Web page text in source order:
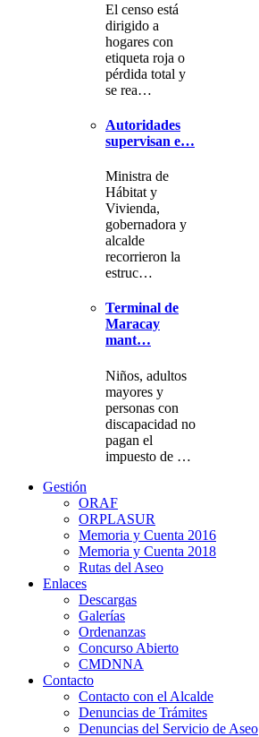
El censo está
dirigido a
hogares con
etiqueta roja o
pérdida total y
se rea…
Autoridades
supervisan e…
Ministra de
Hábitat y
Vivienda,
gobernadora y
alcalde
recorrieron la
estruc…
Terminal de
Maracay
mant…
Niños, adultos
mayores y
personas con
discapacidad no
pagan el
impuesto de …
Gestión
ORAF
ORPLASUR
Memoria y Cuenta 2016
Memoria y Cuenta 2018
Rutas del Aseo
Enlaces
Descargas
Galerías
Ordenanzas
Concurso Abierto
CMDNNA
Contacto
Contacto con el Alcalde
Denuncias de Trámites
Denuncias del Servicio de Aseo